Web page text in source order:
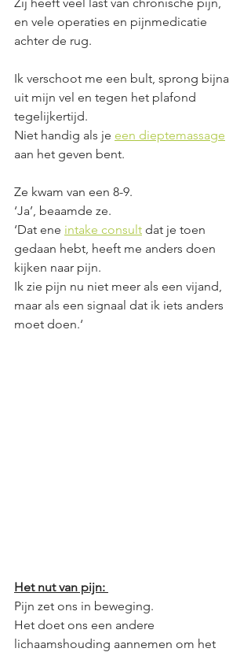
en vele operaties en pijnmedicatie
achter de rug.
Ik verschoot me een bult, sprong bijna
uit mijn vel en tegen het plafond
tegelijkertijd.
Niet handig als je een dieptemassage
aan het geven bent.
Ze kwam van een 8-9.
‘Ja’, beaamde ze.
‘Dat ene intake consult dat je toen
gedaan hebt, heeft me anders doen
kijken naar pijn.
Ik zie pijn nu niet meer als een vijand,
maar als een signaal dat ik iets anders
moet doen.‘
Het nut van pijn:
Pijn zet ons in beweging.
Het doet ons een andere
lichaamshouding aannemen om het